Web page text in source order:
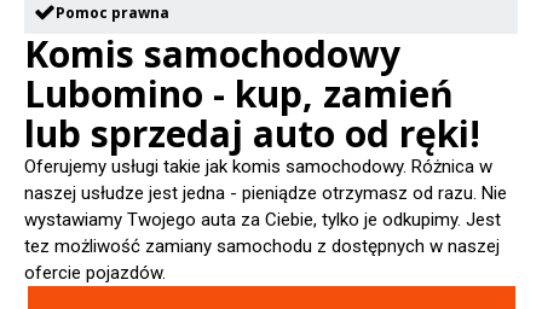
Pomoc prawna
Komis samochodowy
Lubomino - kup, zamień
lub sprzedaj auto od ręki!
Oferujemy usługi takie jak komis samochodowy. Różnica w
naszej usłudze jest jedna - pieniądze otrzymasz od razu. Nie
wystawiamy Twojego auta za Ciebie, tylko je odkupimy. Jest
tez możliwość zamiany samochodu z dostępnych w naszej
ofercie pojazdów.